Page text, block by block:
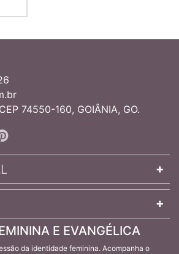
74550-160, GOIÂNIA, GO.
E EVANGÉLICA
da identidade feminina. Acompanha o